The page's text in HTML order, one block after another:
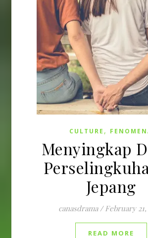
CULTURE ,
Menyingkap
Jepang
canasdrama / February 21,
READ MORE